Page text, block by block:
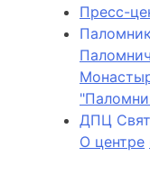
Пресс-
ДПЦ
О центре